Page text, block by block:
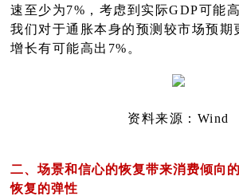
速至少为7%，考虑到实际GDP可能
我们对于通胀本身的预测较市场预期
增长有可能高出7%。
资料来源：Wind
二、场景和信心的恢复带来消费倾向
恢复的弹性